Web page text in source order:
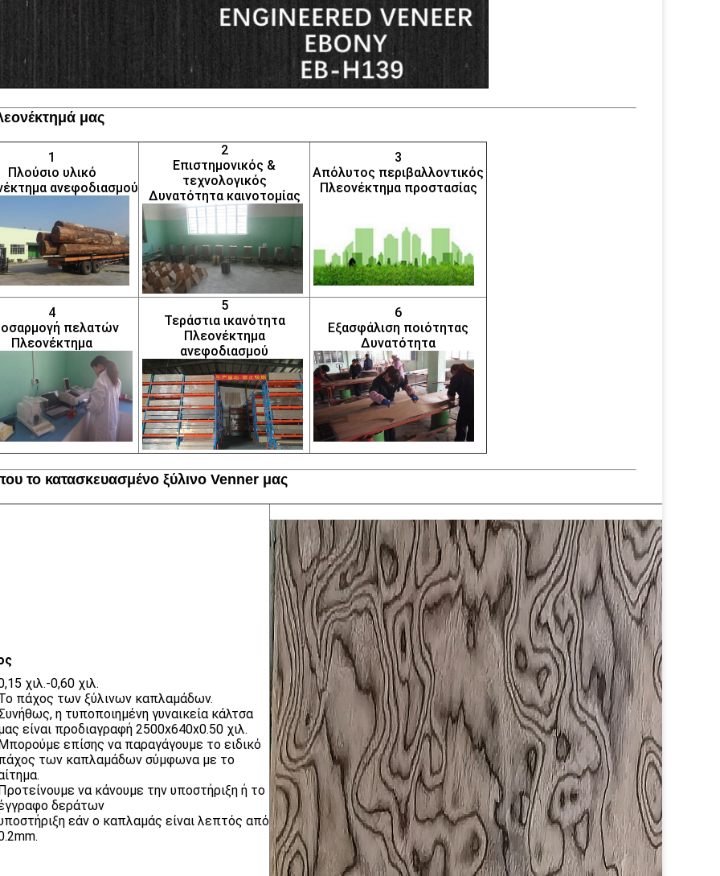
μας
1
Πλούσιο υλικό
ανεφοδιασμού
2
Επιστημονικός &
τεχνολογικός
Δυνατότητα καινοτομίας
3
Απόλυτος περιβαλλοντικός
Πλεονέκτημα προστασίας
4
πελατών
Πλεονέκτημα
5
Τεράστια ικανότητα
Πλεονέκτημα
ανεφοδιασμού
6
Εξασφάλιση ποιότητας
Δυνατότητα
το κατασκευασμένο ξύλινο Venner μας
χιλ.-0,60 χιλ.
πάχος των ξύλινων καπλαμάδων.
η τυποποιημένη γυναικεία κάλτσα
είναι προδιαγραφή 2500x640x0.50 χιλ.
επίσης να παραγάγουμε το ειδικό
των καπλαμάδων σύμφωνα με το
να κάνουμε την υποστήριξη ή το
δεράτων
εάν ο καπλαμάς είναι λεπτός από